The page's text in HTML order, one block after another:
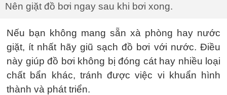
Nên giặt đồ bơi ngay sau khi bơi xong.
Nếu bạn không mang sẵn xà phòng hay nước
giặt, ít nhất hãy giũ sạch đồ bơi với nước. Điều
này giúp đồ bơi không bị đóng cát hay nhiều loại
chất bẩn khác, tránh được việc vi khuẩn hình
thành và phát triển.